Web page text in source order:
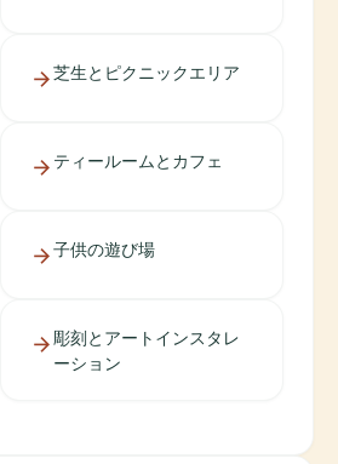
芝生とピクニックエリア
ティールームとカフェ
子供の遊び場
彫刻とアートインスタレ
ーション